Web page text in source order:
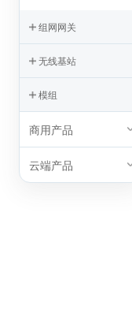
组网网关
无线基站
模组
商用产品
云端产品